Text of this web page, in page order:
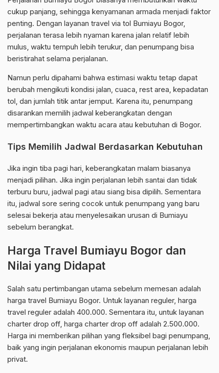
cukup panjang, sehingga kenyamanan armada menjadi faktor
penting. Dengan layanan travel via tol Bumiayu Bogor,
perjalanan terasa lebih nyaman karena jalan relatif lebih
mulus, waktu tempuh lebih terukur, dan penumpang bisa
beristirahat selama perjalanan.
Namun perlu dipahami bahwa estimasi waktu tetap dapat
berubah mengikuti kondisi jalan, cuaca, rest area, kepadatan
tol, dan jumlah titik antar jemput. Karena itu, penumpang
disarankan memilih jadwal keberangkatan dengan
mempertimbangkan waktu acara atau kebutuhan di Bogor.
Tips Memilih Jadwal Berdasarkan Kebutuhan
Jika ingin tiba pagi hari, keberangkatan malam biasanya
menjadi pilihan. Jika ingin perjalanan lebih santai dan tidak
terburu buru, jadwal pagi atau siang bisa dipilih. Sementara
itu, jadwal sore sering cocok untuk penumpang yang baru
selesai bekerja atau menyelesaikan urusan di Bumiayu
sebelum berangkat.
Harga Travel Bumiayu Bogor dan
Nilai yang Didapat
Salah satu pertimbangan utama sebelum memesan adalah
harga travel Bumiayu Bogor. Untuk layanan reguler, harga
travel reguler adalah 400.000. Sementara itu, untuk layanan
charter drop off, harga charter drop off adalah 2.500.000.
Harga ini memberikan pilihan yang fleksibel bagi penumpang,
baik yang ingin perjalanan ekonomis maupun perjalanan lebih
privat.